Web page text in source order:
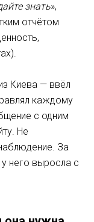
знать»,
отчётом
Киева — ввёл
каждому
с одним
Не
За
него выросла с